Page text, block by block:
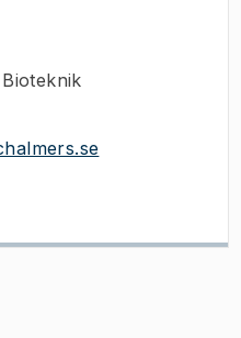
Bioteknik